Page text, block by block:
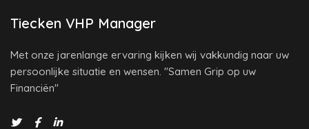
Tiecken VHP Manager
Met onze jarenlange ervaring kijken wij vakkundig naar uw
persoonlijke situatie en wensen. "Samen Grip op uw
Financiën"